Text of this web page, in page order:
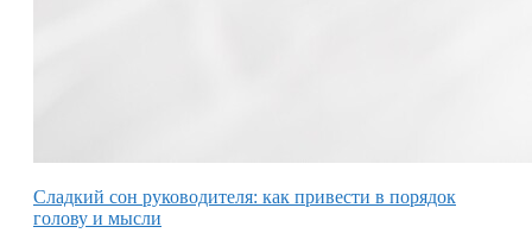
Сладкий сон руководителя: как привести в порядок
голову и мысли